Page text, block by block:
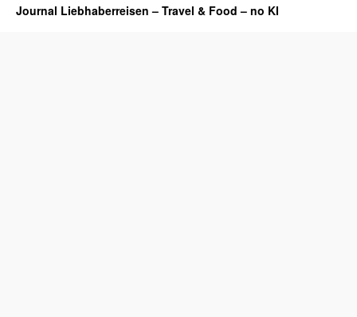
Journal Liebhaberreisen – Travel & Food – no KI